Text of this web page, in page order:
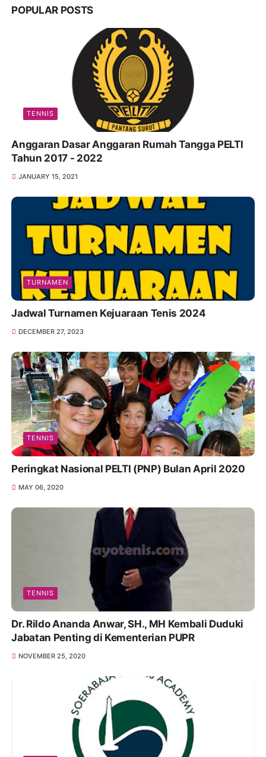
POPULAR POSTS
TENNIS
Anggaran Dasar Anggaran Rumah Tangga PELTI
Tahun 2017 - 2022
JANUARY 15, 2021
TURNAMEN
Jadwal Turnamen Kejuaraan Tenis 2024
DECEMBER 27, 2023
TENNIS
Peringkat Nasional PELTI (PNP) Bulan April 2020
MAY 06, 2020
TENNIS
Dr. Rildo Ananda Anwar, SH., MH Kembali Duduki
Jabatan Penting di Kementerian PUPR
NOVEMBER 25, 2020